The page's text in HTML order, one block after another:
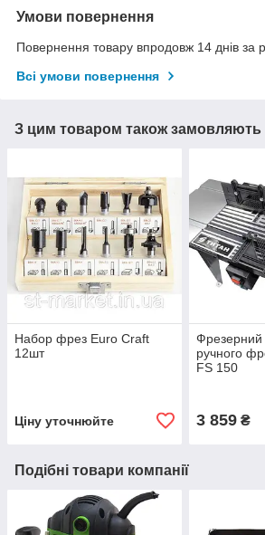
Умови повернення
Повернення товару впродовж 14 днів за
Всі умови повернення
З цим товаром також замовляють
Набор фрез Euro Craft
12шт
Ціну уточнюйте
Фрезерний
ручного
FS 150
3 859₴
Подібні товари компанії